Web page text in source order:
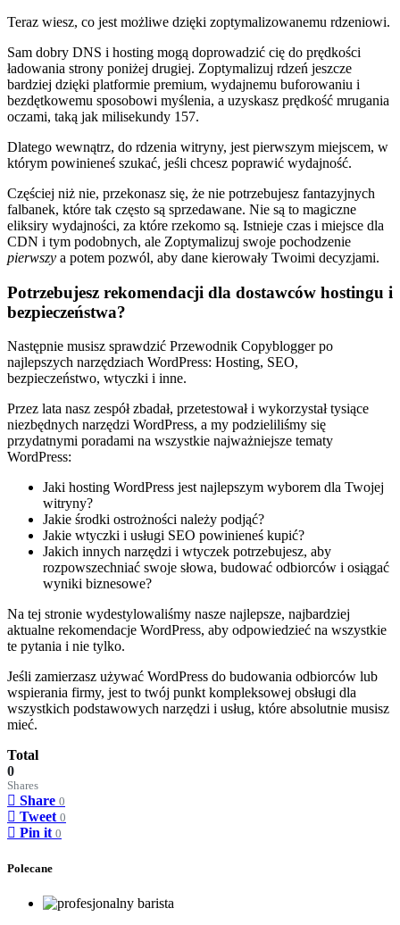
Teraz wiesz, co jest możliwe dzięki zoptymalizowanemu rdzeniowi.
Sam dobry DNS i hosting mogą doprowadzić cię do prędkości
ładowania strony poniżej drugiej. Zoptymalizuj rdzeń jeszcze
bardziej dzięki platformie premium, wydajnemu buforowaniu i
bezdętkowemu sposobowi myślenia, a uzyskasz prędkość mrugania
oczami, taką jak milisekundy 157.
Dlatego wewnątrz, do rdzenia witryny, jest pierwszym miejscem, w
którym powinieneś szukać, jeśli chcesz poprawić wydajność.
Częściej niż nie, przekonasz się, że nie potrzebujesz fantazyjnych
falbanek, które tak często są sprzedawane. Nie są to magiczne
eliksiry wydajności, za które rzekomo są. Istnieje czas i miejsce dla
CDN i tym podobnych, ale Zoptymalizuj swoje pochodzenie
pierwszy a potem pozwól, aby dane kierowały Twoimi decyzjami.
Potrzebujesz rekomendacji dla dostawców hostingu i
bezpieczeństwa?
Następnie musisz sprawdzić Przewodnik Copyblogger po
najlepszych narzędziach WordPress: Hosting, SEO,
bezpieczeństwo, wtyczki i inne.
Przez lata nasz zespół zbadał, przetestował i wykorzystał tysiące
niezbędnych narzędzi WordPress, a my podzieliliśmy się
przydatnymi poradami na wszystkie najważniejsze tematy
WordPress:
Jaki hosting WordPress jest najlepszym wyborem dla Twojej
witryny?
Jakie środki ostrożności należy podjąć?
Jakie wtyczki i usługi SEO powinieneś kupić?
Jakich innych narzędzi i wtyczek potrzebujesz, aby
rozpowszechniać swoje słowa, budować odbiorców i osiągać
wyniki biznesowe?
Na tej stronie wydestylowaliśmy nasze najlepsze, najbardziej
aktualne rekomendacje WordPress, aby odpowiedzieć na wszystkie
te pytania i nie tylko.
Jeśli zamierzasz używać WordPress do budowania odbiorców lub
wspierania firmy, jest to twój punkt kompleksowej obsługi dla
wszystkich podstawowych narzędzi i usług, które absolutnie musisz
mieć.
Total
0
Shares
Share 0
Tweet 0
Pin it 0
Polecane